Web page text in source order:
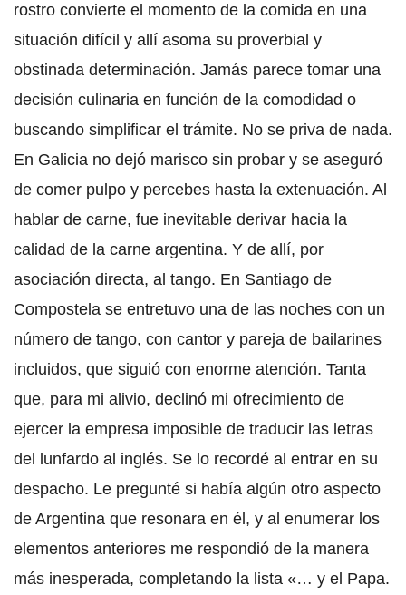
rostro convierte el momento de la comida en una
situación difícil y allí asoma su proverbial y
obstinada determinación. Jamás parece tomar una
decisión culinaria en función de la comodidad o
buscando simplificar el trámite. No se priva de nada.
En Galicia no dejó marisco sin probar y se aseguró
de comer pulpo y percebes hasta la extenuación. Al
hablar de carne, fue inevitable derivar hacia la
calidad de la carne argentina. Y de allí, por
asociación directa, al tango. En Santiago de
Compostela se entretuvo una de las noches con un
número de tango, con cantor y pareja de bailarines
incluidos, que siguió con enorme atención. Tanta
que, para mi alivio, declinó mi ofrecimiento de
ejercer la empresa imposible de traducir las letras
del lunfardo al inglés. Se lo recordé al entrar en su
despacho. Le pregunté si había algún otro aspecto
de Argentina que resonara en él, y al enumerar los
elementos anteriores me respondió de la manera
más inesperada, completando la lista «… y el Papa.